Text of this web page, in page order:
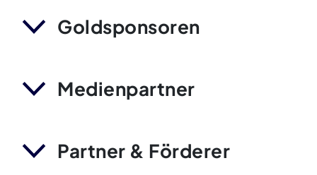
Goldsponsoren
Medienpartner
Partner & Förderer